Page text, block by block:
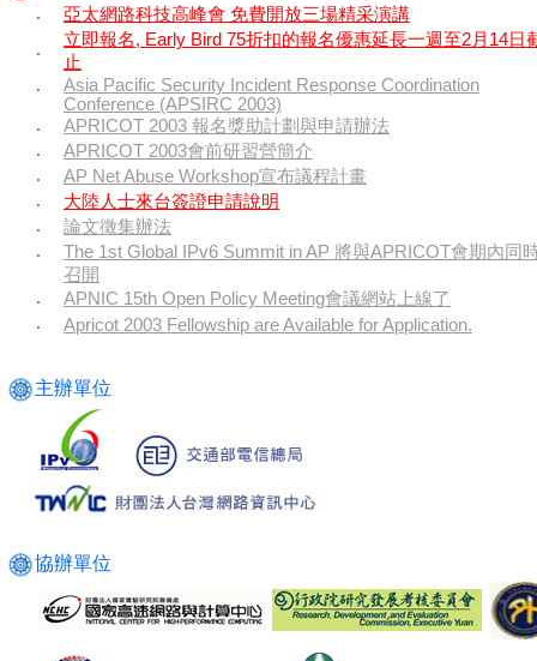
‧
亞太網路科技高峰會 免費開放三場精采演講
‧
立即報名, Early Bird 75折扣的報名優惠延長一週至2月14日
止
‧
Asia Pacific Security Incident Response Coordination
Conference (APSIRC 2003)
‧
APRICOT 2003 報名獎助計劃與申請辦法
‧
APRICOT 2003會前研習營簡介
‧
AP Net Abuse Workshop宣布議程計畫
‧
大陸人士來台簽證申請說明
‧
論文徵集辦法
‧
The 1st Global IPv6 Summit in AP 將與APRICOT會期內同
召開
‧
APNIC 15th Open Policy Meeting會議網站上線了
‧
Apricot 2003 Fellowship are Available for Application.
主辦單位
協辦單位